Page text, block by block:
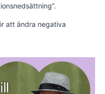
att ändra negativa